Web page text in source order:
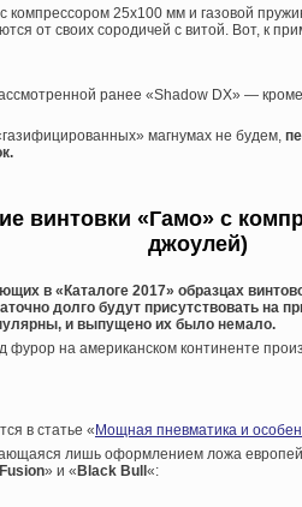
компрессором 25х100 мм и газовой
от своих сородичей с витой. Вот, к
ранее «Shadow DX» —
магнумах не будем,
винтовки «Гамо» с
джоулей)
в «Каталоге 2017» образцах
долго будут присутствовать на
и выпущено их было немало.
фурор на американском континенте
в статье « Мощная пневматика и
лишь оформлением ложа
» и « Black Bull «: